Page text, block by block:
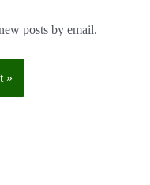
posts by email.